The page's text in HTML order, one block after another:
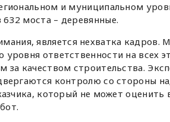
и муниципальном
моста – деревянные.
является нехватка кадров.
ответственности на всех
за качеством строительства.
контролю со стороны
который не может оценить